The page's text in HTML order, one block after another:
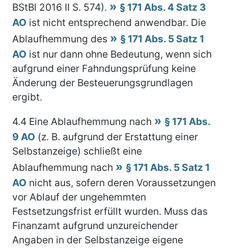
BStBl 2016 II S. 574).
§ 171 Abs. 4 Satz 3
AO ist nicht entsprechend anwendbar. Die
Ablaufhemmung des
§ 171 Abs. 5 Satz 1
AO ist nur dann ohne Bedeutung, wenn sich
aufgrund einer Fahndungsprüfung keine
Änderung der Besteuerungsgrundlagen
ergibt.
4.4 Eine Ablaufhemmung nach
§ 171 Abs.
9 AO (z. B. aufgrund der Erstattung einer
Selbstanzeige) schließt eine
Ablaufhemmung nach
§ 171 Abs. 5 Satz 1
AO nicht aus, sofern deren Voraussetzungen
vor Ablauf der ungehemmten
Festsetzungsfrist erfüllt wurden. Muss das
Finanzamt aufgrund unzureichender
Angaben in der Selbstanzeige eigene